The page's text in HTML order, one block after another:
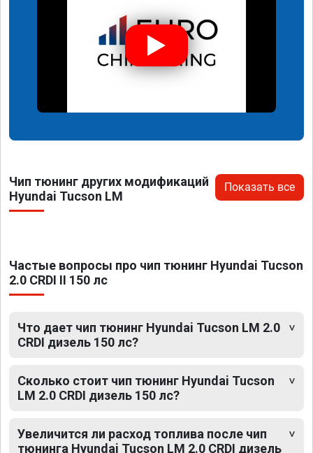
Чип тюнинг других модификаций
Hyundai Tucson LM
Показать все
Частые вопросы про чип тюнинг Hyundai Tucson
2.0 CRDI II 150 лс
Что дает чип тюнинг Hyundai Tucson LM 2.0
CRDI дизель 150 лс?
Сколько стоит чип тюнинг Hyundai Tucson
LM 2.0 CRDI дизель 150 лс?
Увеличится ли расход топлива после чип
тюнинга Hyundai Tucson LM 2.0 CRDI дизель